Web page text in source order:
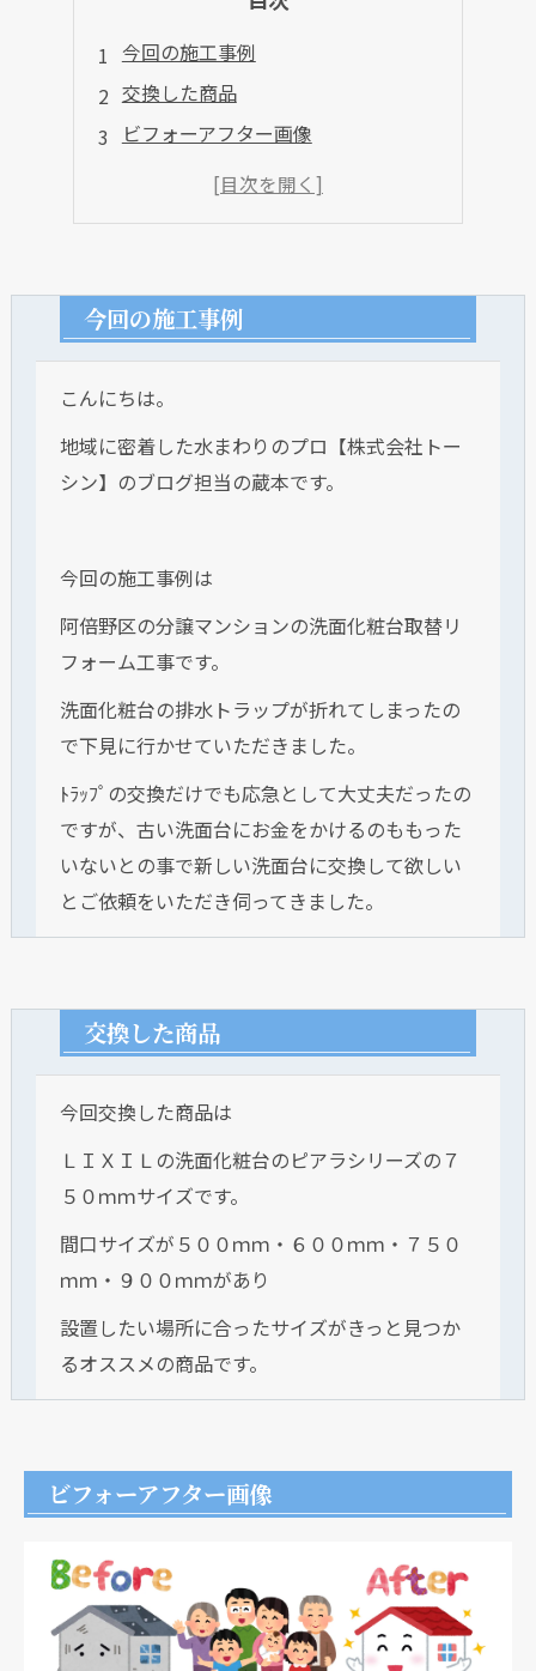
今回の施工事例
交換した商品
ビフォーアフター画像
今回の施工事例
こんにちは。
地域に密着した水まわりのプロ【株式会社トー
シン】のブログ担当の蔵本です。
今回の施工事例は
阿倍野区の分譲マンションの洗面化粧台取替リ
フォーム工事です。
洗面化粧台の排水トラップが折れてしまったの
で下見に行かせていただきました。
ﾄﾗｯﾌﾟの交換だけでも応急として大丈夫だったの
ですが、古い洗面台にお金をかけるのももった
いないとの事で新しい洗面台に交換して欲しい
とご依頼をいただき伺ってきました。
交換した商品
今回交換した商品は
ＬＩＸＩＬの洗面化粧台のピアラシリーズの７
５０ｍｍサイズです。
間口サイズが５００ｍｍ・６００ｍｍ・７５０
ｍｍ・９００ｍｍがあり
設置したい場所に合ったサイズがきっと見つか
るオススメの商品です。
ビフォーアフター画像